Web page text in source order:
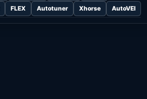
FLEX Autotuner Xhorse AutoVEI